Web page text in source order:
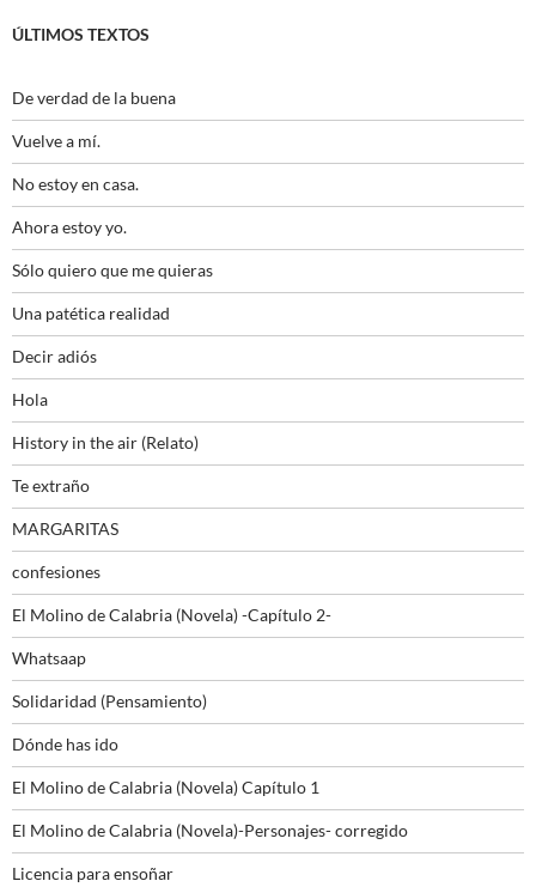
ÚLTIMOS TEXTOS
De verdad de la buena
Vuelve a mí.
No estoy en casa.
Ahora estoy yo.
Sólo quiero que me quieras
Una patética realidad
Decir adiós
Hola
History in the air (Relato)
Te extraño
MARGARITAS
confesiones
El Molino de Calabria (Novela) -Capítulo 2-
Whatsaap
Solidaridad (Pensamiento)
Dónde has ido
El Molino de Calabria (Novela) Capítulo 1
El Molino de Calabria (Novela)-Personajes- corregido
Licencia para ensoñar